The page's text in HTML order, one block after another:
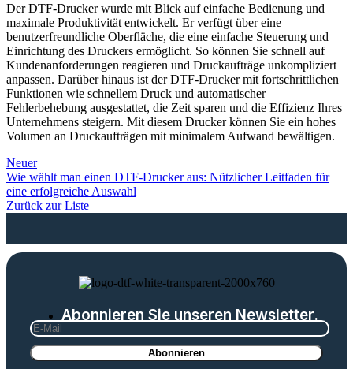
Der DTF-Drucker wurde mit Blick auf einfache Bedienung und
maximale Produktivität entwickelt. Er verfügt über eine
benutzerfreundliche Oberfläche, die eine einfache Steuerung und
Einrichtung des Druckers ermöglicht. So können Sie schnell auf
Kundenanforderungen reagieren und Druckaufträge unkompliziert
anpassen. Darüber hinaus ist der DTF-Drucker mit fortschrittlichen
Funktionen wie schnellem Druck und automatischer
Fehlerbehebung ausgestattet, die Zeit sparen und die Effizienz Ihres
Unternehmens steigern. Mit diesem Drucker können Sie ein hohes
Volumen an Druckaufträgen mit minimalem Aufwand bewältigen.
Neuer
Wie wählt man einen DTF-Drucker aus: Nützlicher Leitfaden für
eine erfolgreiche Auswahl
Zurück zur Liste
Abonnieren Sie unseren Newsletter.